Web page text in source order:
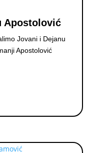
Apostolović
Jovani i Dejanu
Apostolović